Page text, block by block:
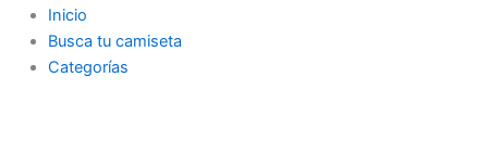
Inicio
Busca tu camiseta
Categorías